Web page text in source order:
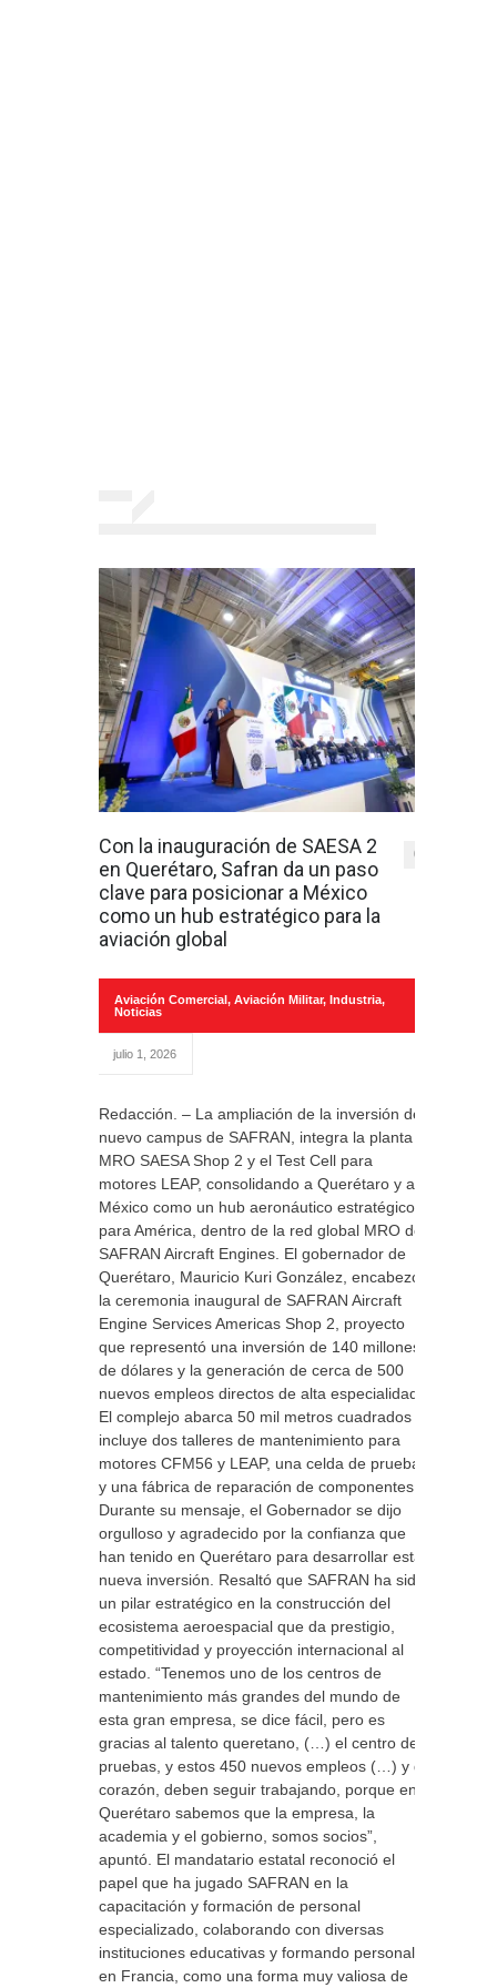
Con la inauguración de SAESA 2
en Querétaro, Safran da un paso
clave para posicionar a México
como un hub estratégico para la
aviación global
0
Aviación Comercial, Aviación Militar, Industria,
Noticias
julio 1, 2026
Redacción. – La ampliación de la inversión del
nuevo campus de SAFRAN, integra la planta
MRO SAESA Shop 2 y el Test Cell para
motores LEAP, consolidando a Querétaro y a
México como un hub aeronáutico estratégico
para América, dentro de la red global MRO de
SAFRAN Aircraft Engines. El gobernador de
Querétaro, Mauricio Kuri González, encabezó
la ceremonia inaugural de SAFRAN Aircraft
Engine Services Americas Shop 2, proyecto
que representó una inversión de 140 millones
de dólares y la generación de cerca de 500
nuevos empleos directos de alta especialidad.
El complejo abarca 50 mil metros cuadrados e
incluye dos talleres de mantenimiento para
motores CFM56 y LEAP, una celda de pruebas
y una fábrica de reparación de componentes.
Durante su mensaje, el Gobernador se dijo
orgulloso y agradecido por la confianza que
han tenido en Querétaro para desarrollar esta
nueva inversión. Resaltó que SAFRAN ha sido
un pilar estratégico en la construcción del
ecosistema aeroespacial que da prestigio,
competitividad y proyección internacional al
estado. “Tenemos uno de los centros de
mantenimiento más grandes del mundo de
esta gran empresa, se dice fácil, pero es
gracias al talento queretano, (…) el centro de
pruebas, y estos 450 nuevos empleos (…) y de
corazón, deben seguir trabajando, porque en
Querétaro sabemos que la empresa, la
academia y el gobierno, somos socios”,
apuntó. El mandatario estatal reconoció el
papel que ha jugado SAFRAN en la
capacitación y formación de personal
especializado, colaborando con diversas
instituciones educativas y formando personal
en Francia, como una forma muy valiosa de